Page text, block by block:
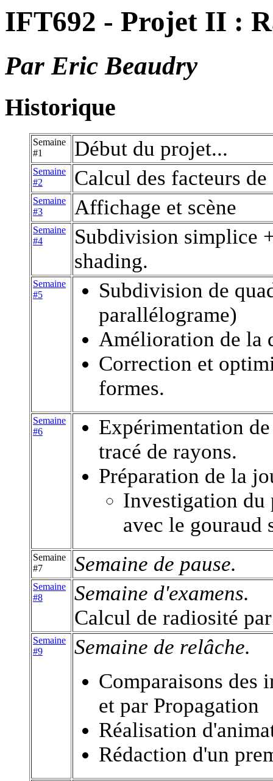
IFT692 - Projet II :
Par Eric Beaudry
Historique
Semaine
#1
Début du projet...
Semaine
#2
Calcul des facteurs
Semaine
#3
Affichage et scène
Semaine
#4
Subdivision simplice
shading.
Semaine
#5
Subdivision de
parallélograme)
Amélioration de la
Correction et
formes.
Semaine
#6
Expérimentation
tracé de rayons.
Préparation de la
Investigation du
avec le gouraud
Semaine
#7
Semaine de pause.
Semaine
#8
Semaine d'examens.
Calcul de radiosité
Semaine
#9
Semaine de relâche.
Comparaisons des
et par Propagation
Réalisation
Rédaction d'un